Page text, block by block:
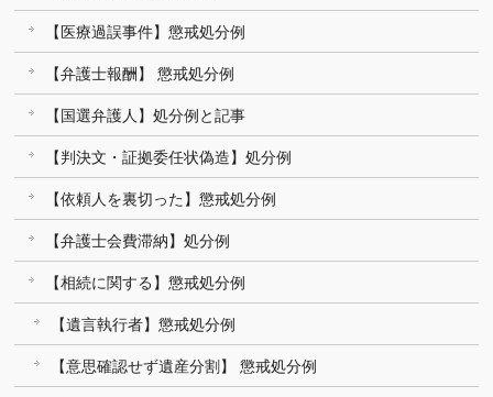
【医療過誤事件】懲戒処分例
【弁護士報酬】 懲戒処分例
【国選弁護人】処分例と記事
【判決文・証拠委任状偽造】処分例
【依頼人を裏切った】懲戒処分例
【弁護士会費滞納】処分例
【相続に関する】懲戒処分例
【遺言執行者】懲戒処分例
【意思確認せず遺産分割】 懲戒処分例